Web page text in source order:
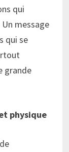
qui
message
qui se
grande
physique